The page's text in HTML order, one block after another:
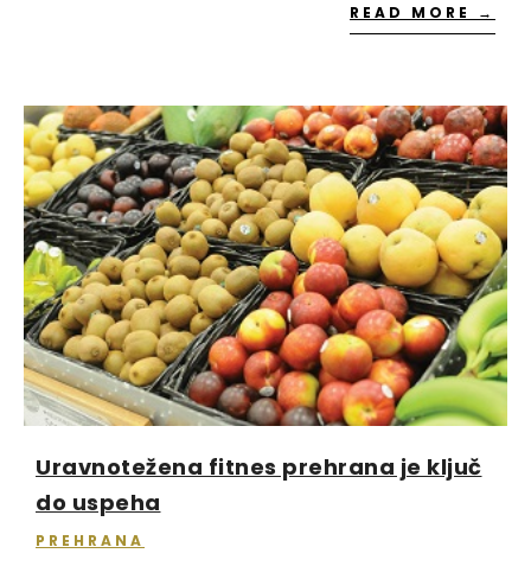
READ MORE →
Uravnotežena fitnes prehrana je ključ
do uspeha
PREHRANA